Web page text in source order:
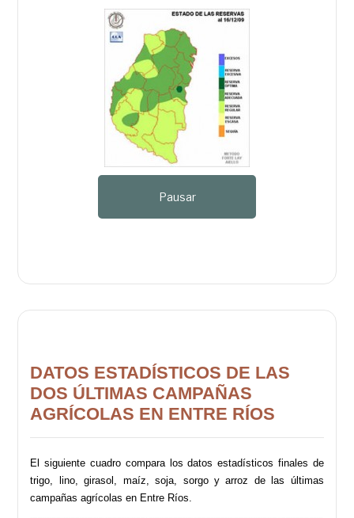
Pausar
DATOS ESTADÍSTICOS DE LAS
DOS ÚLTIMAS CAMPAÑAS
AGRÍCOLAS EN ENTRE RÍOS
El siguiente cuadro compara los datos estadísticos finales de
trigo, lino, girasol, maíz, soja, sorgo y arroz de las últimas
campañas agrícolas en Entre Ríos.